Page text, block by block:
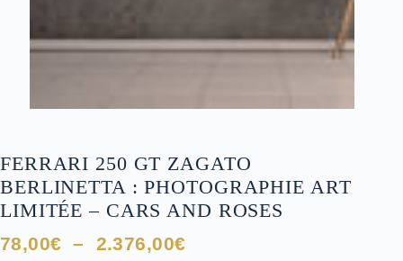
FERRARI 250 GT ZAGATO
BERLINETTA : PHOTOGRAPHIE ART
LIMITÉE – CARS AND ROSES
78,00€ – 2.376,00€Plage